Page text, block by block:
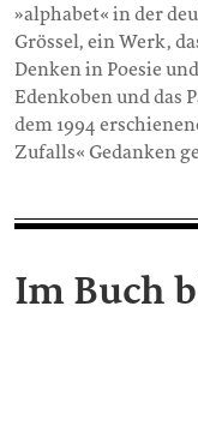
»alphabet« in der
Grössel, ein Werk,
Denken in Poesie
Edenkoben und das
dem 1994
Zufalls« Gedanken
Im Buch